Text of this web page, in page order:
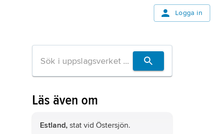
Logga in
Läs även om
Estland, stat vid Östersjön.